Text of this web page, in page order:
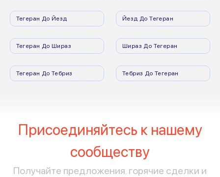
Тегеран До Йезд Йезд До Тегеран
Тегеран До Шираз Шираз До Тегеран
Тегеран До Тебриз Тебриз До Тегеран
Присоединяйтесь к нашему
сообществу
Получайте предложения, горячие сделки и